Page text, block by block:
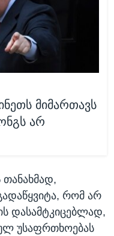
მიმართავს
არ
რომ არ
დასამტკიცებლად,
უსაფრთხოებას